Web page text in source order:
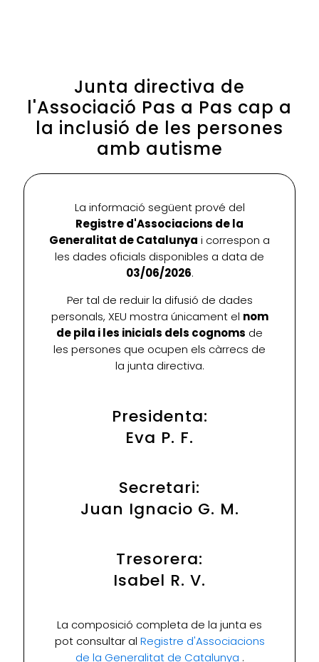
Junta directiva de
l'Associació Pas a Pas cap a
la inclusió de les persones
amb autisme
La informació següent prové del
Registre d'Associacions de la
Generalitat de Catalunya i correspon a
les dades oficials disponibles a data de
03/06/2026.
Per tal de reduir la difusió de dades
personals, XEU mostra únicament el nom
de pila i les inicials dels cognoms de
les persones que ocupen els càrrecs de
la junta directiva.
Presidenta:
Eva P. F.
Secretari:
Juan Ignacio G. M.
Tresorera:
Isabel R. V.
La composició completa de la junta es
pot consultar al Registre d'Associacions
de la Generalitat de Catalunya .